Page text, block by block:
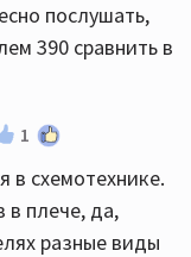
послушать,
390 сравнить в
1
в схемотехнике.
в плече, да,
разные виды